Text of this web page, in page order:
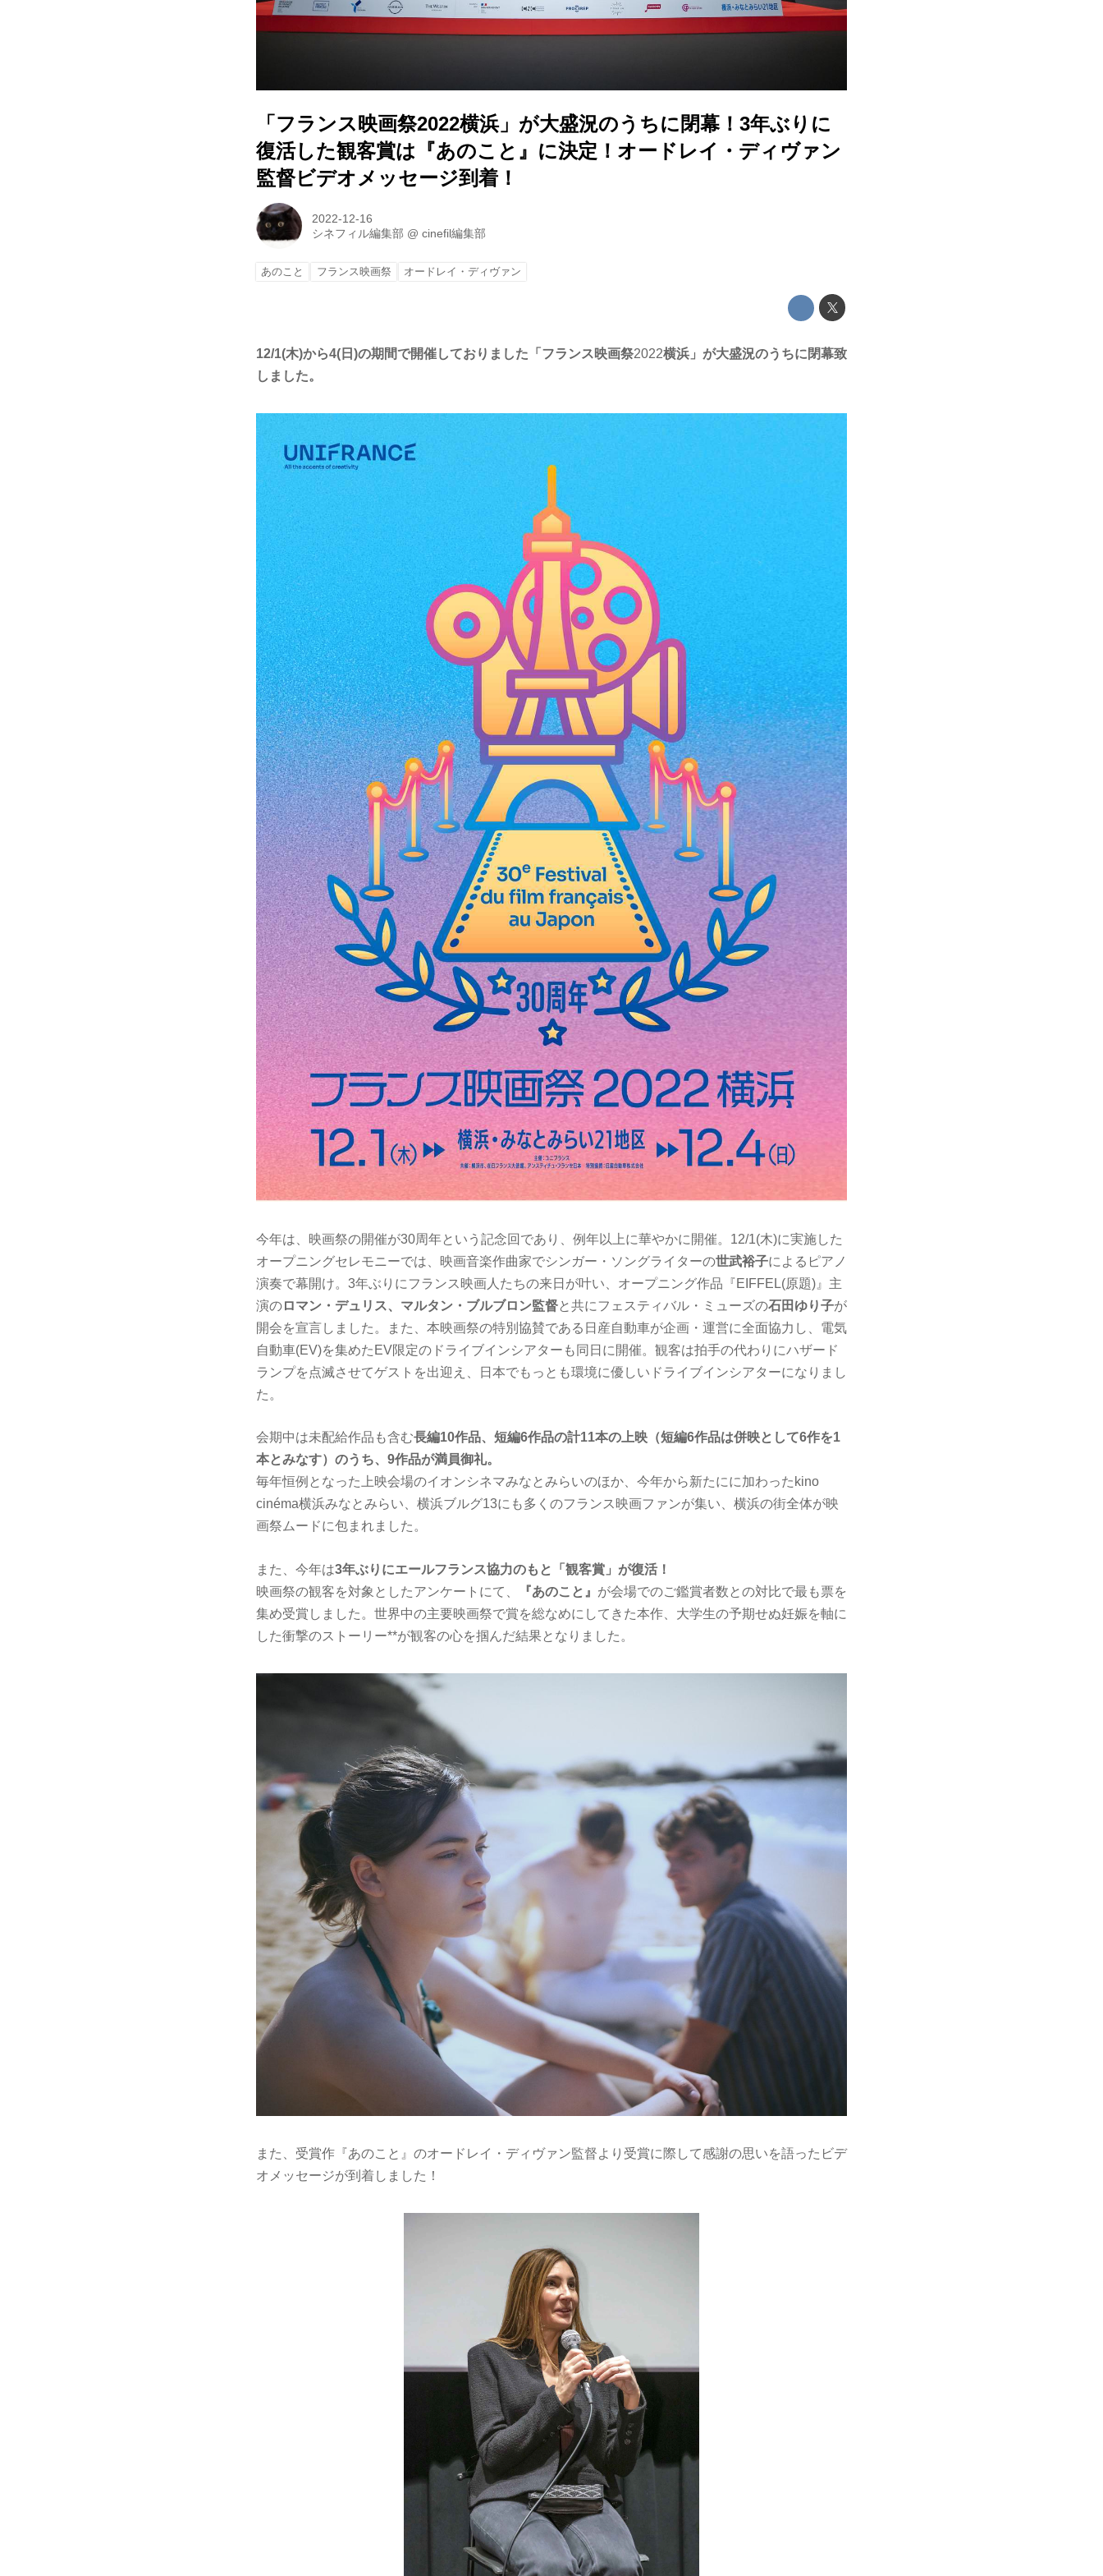
「フランス映画祭2022横浜」が大盛況のうちに閉幕！3年ぶりに
復活した観客賞は『あのこと』に決定！オードレイ・ディヴァン
監督ビデオメッセージ到着！
2022-12-16
シネフィル編集部 @cinefil編集部
あのこと フランス映画祭 オードレイ・ディヴァン
12/1(木)から4( 日 )の期間で開催しておりました「フランス映画祭2022横浜」が大盛況のうちに閉幕致
しました。
今年は、映画祭の開催が30周年という記念回であり、例年以上に華やかに開催。12/1(木)に実施した
オープニングセレモニーでは、映画音楽作曲家でシンガー・ソングライターの世武裕子によるピアノ
演奏で幕開け。3年ぶりにフランス映画人たちの来日が叶い、オープニング作品『EIFFEL(原題)』主
演のロマン・デュリス、マルタン・ブルブロン監督と共にフェスティバル・ミューズの石田ゆり子が
開会を宣言しました。また、本映画祭の特別協賛である日産自動車が企画・運営に全面協力し、電気
自動車(EV)を集めたEV限定のドライブインシアターも同日に開催。観客は拍手の代わりにハザード
ランプを点滅させてゲストを出迎え、日本でもっとも環境に優しいドライブインシアターになりまし
た。
会期中は未配給作品も含む長編10作品、短編6作品の計11本の上映（短編6作品は併映として6作を1
本とみなす）のうち、 9作品が満員御礼。
毎年恒例となった上映会場のイオンシネマみなとみらいのほか、今年から新たにに加わったkino
cinéma横浜みなとみらい、横浜ブルグ13にも多くのフランス映画ファンが集い、横浜の街全体が映
画祭ムードに包まれました。
また、今年は3年ぶりにエールフランス協力のもと「観客賞」が復活！
映画祭の観客を対象としたアンケートにて、
『あのこと』 が会場でのご鑑賞者数との対比で最も票を
集め受賞しました。世界中の主要映画祭で賞を総なめにしてきた本作、大学生の予期せぬ妊娠を軸に
した衝撃のストーリー**が観客の心を掴んだ結果となりました。
また、受賞作『あのこと』のオードレイ・ディヴァン監督より受賞に際して感謝の思いを語ったビデ
オメッセージが到着しました！